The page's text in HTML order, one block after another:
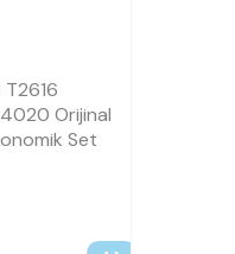
Orijinal
Set